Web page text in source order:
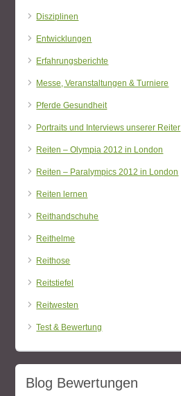
Disziplinen
Entwicklungen
Erfahrungsberichte
Messe, Veranstaltungen & Turniere
Pferde Gesundheit
Portraits und Interviews unserer Reiter
Reiten – Olympia 2012 in London
Reiten – Paralympics 2012 in London
Reiten lernen
Reithandschuhe
Reithelme
Reithose
Reitstiefel
Reitwesten
Test & Bewertung
Blog Bewertungen